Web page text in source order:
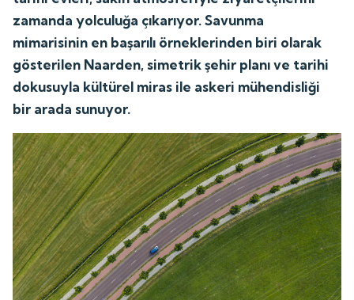
zamanda yolculuğa çıkarıyor. Savunma
mimarisinin en başarılı örneklerinden biri olarak
gösterilen Naarden, simetrik şehir planı ve tarihi
dokusuyla kültürel miras ile askeri mühendisliği
bir arada sunuyor.